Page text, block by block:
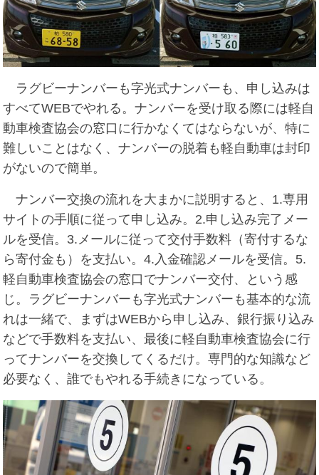
ラグビーナンバーも字光式ナンバーも、申し込みは
すべてWEBでやれる。ナンバーを受け取る際には軽自
動車検査協会の窓口に行かなくてはならないが、特に
難しいことはなく、ナンバーの脱着も軽自動車は封印
がないので簡単。
ナンバー交換の流れを大まかに説明すると、1.専用
サイトの手順に従って申し込み。2.申し込み完了メー
ルを受信。3.メールに従って交付手数料（寄付するな
ら寄付金も）を支払い。4.入金確認メールを受信。5.
軽自動車検査協会の窓口でナンバー交付、という感
じ。ラグビーナンバーも字光式ナンバーも基本的な流
れは一緒で、まずはWEBから申し込み、銀行振り込み
などで手数料を支払い、最後に軽自動車検査協会に行
ってナンバーを交換してくるだけ。専門的な知識など
必要なく、誰でもやれる手続きになっている。